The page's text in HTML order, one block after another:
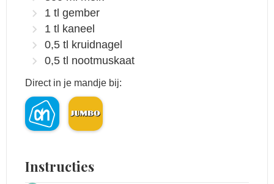
1 tl gember
1 tl kaneel
0,5 tl kruidnagel
0,5 tl nootmuskaat
Direct in je mandje bij:
Instructies